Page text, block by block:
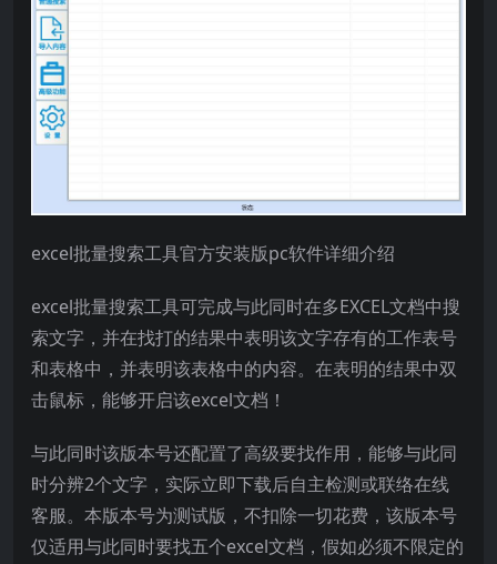
excel批量搜索工具官方安装版pc软件详细介绍
excel批量搜索工具可完成与此同时在多EXCEL文档中搜
索文字，并在找打的结果中表明该文字存有的工作表号
和表格中，并表明该表格中的内容。在表明的结果中双
击鼠标，能够开启该excel文档！
与此同时该版本号还配置了高级要找作用，能够与此同
时分辨2个文字，实际立即下载后自主检测或联络在线
客服。本版本号为测试版，不扣除一切花费，该版本号
仅适用与此同时要找五个excel文档，假如必须不限定的